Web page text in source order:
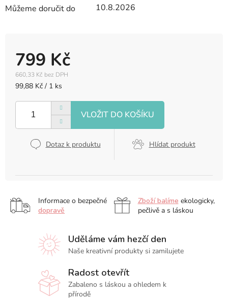
Můžeme doručit do
10.8.2026
799 Kč
660,33 Kč bez DPH
Měrná
99,88 Kč / 1 ks
Dotaz k produktu Hlídat produkt
Informace o bezpečné
dopravě
Zboží balíme ekologicky,
pečlivě a s láskou
Uděláme vám hezčí den
Naše kreativní produkty si zamilujete
Radost otevřít
Zabaleno s láskou a ohledem k
přírodě